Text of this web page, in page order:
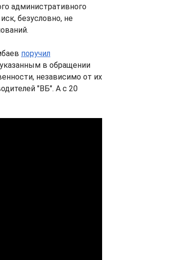
административного
безусловно, не
поручил
в обращении
независимо от их
"ВБ". А с 20